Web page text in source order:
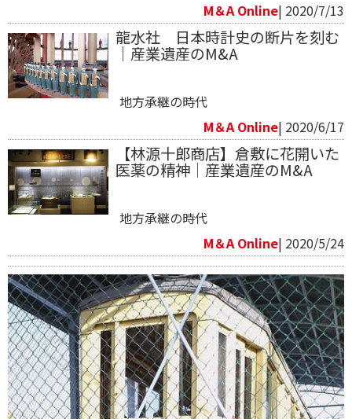
M＆A Online| 2020/7/13
​龍水社 日本時計史の断片を刻む
｜産業遺産のM&A
地方承継の時代
M＆A Online| 2020/6/17
【林源十郎商店】倉敷に花開いた
医薬の精神｜産業遺産のM&A
地方承継の時代
M＆A Online| 2020/5/24